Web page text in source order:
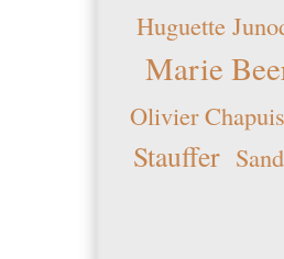
Huguette
Marie
Olivier Chapuis
Stauffer